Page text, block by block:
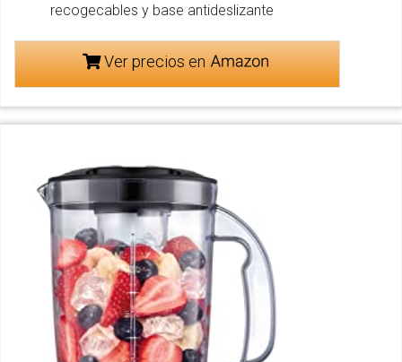
recogecables y base antideslizante
Ver precios en